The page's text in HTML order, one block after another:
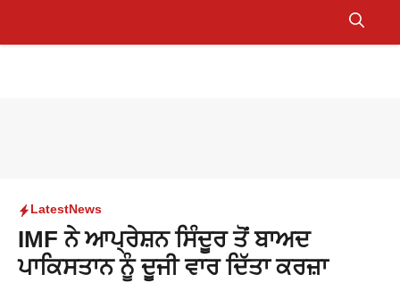
Menu
LatestNews
IMF ਨੇ ਆਪ੍ਰੇਸ਼ਨ ਸਿੰਦੂਰ ਤੋਂ ਬਾਅਦ
ਪਾਕਿਸਤਾਨ ਨੂੰ ਦੂਜੀ ਵਾਰ ਦਿੱਤਾ ਕਰਜ਼ਾ